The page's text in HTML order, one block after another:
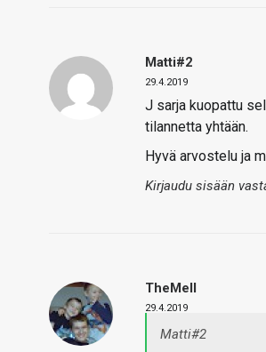
Matti#2
29.4.2019
J sarja kuopattu
tilannetta yhtään.
Hyvä arvostelu ja
Kirjaudu sisään
TheMeII
29.4.2019
Matti#2